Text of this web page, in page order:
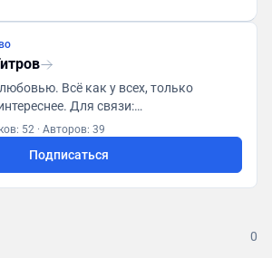
Всё как у всех, только
Для связи:
52 · Авторов: 39
Подписаться
0